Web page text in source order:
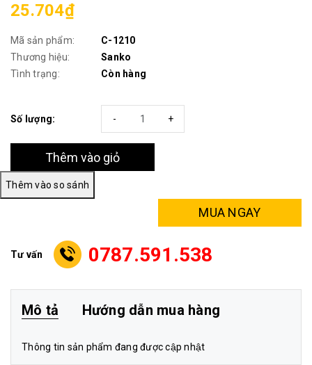
25.704₫
Mã sản phẩm:
C-1210
Thương hiệu:
Sanko
Tình trạng:
Còn hàng
Số lượng: +
-
Thêm vào giỏ
MUA NGAY
Tư vấn 0787.591.538
Mô tả Hướng dẫn mua hàng
Thông tin sản phẩm đang được cập nhật